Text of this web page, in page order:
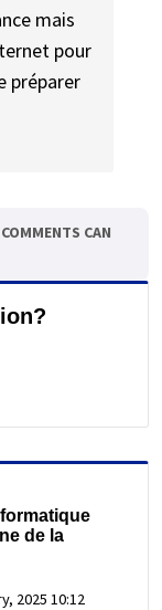
mais
pour
préparer
CAN
de la
2025 10:12